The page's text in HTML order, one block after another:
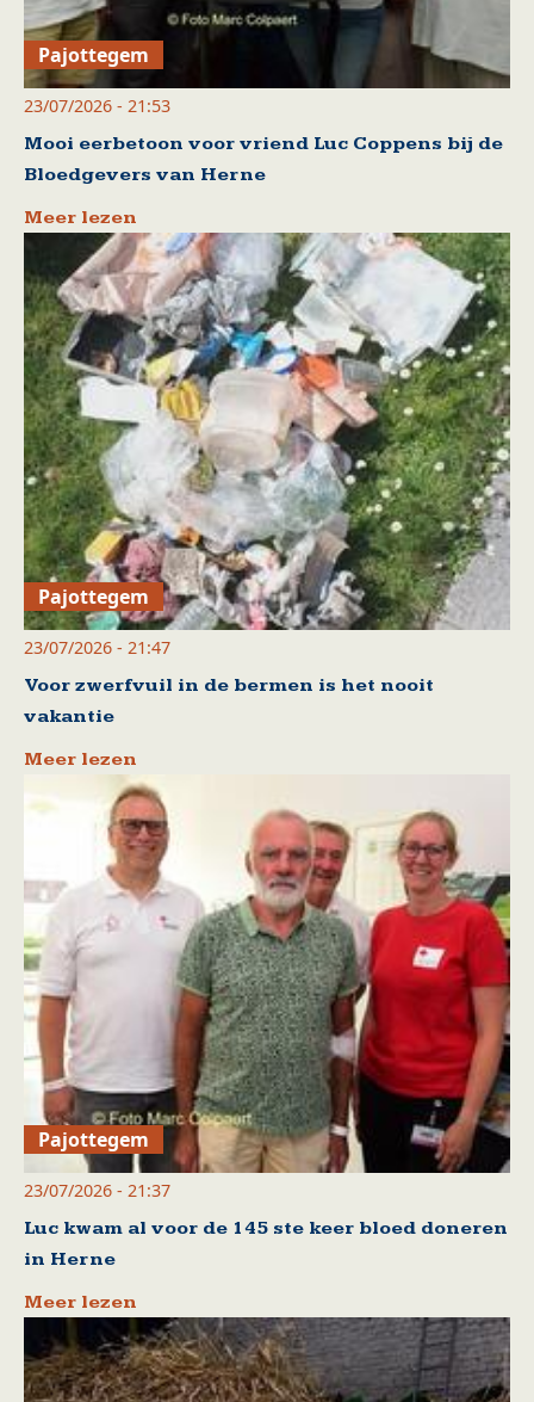
Pajottegem
23/07/2026 - 21:53
Mooi eerbetoon voor vriend Luc Coppens bij de
Bloedgevers van Herne
Meer lezen
Pajottegem
23/07/2026 - 21:47
Voor zwerfvuil in de bermen is het nooit
vakantie
Meer lezen
Pajottegem
23/07/2026 - 21:37
Luc kwam al voor de 145 ste keer bloed doneren
in Herne
Meer lezen